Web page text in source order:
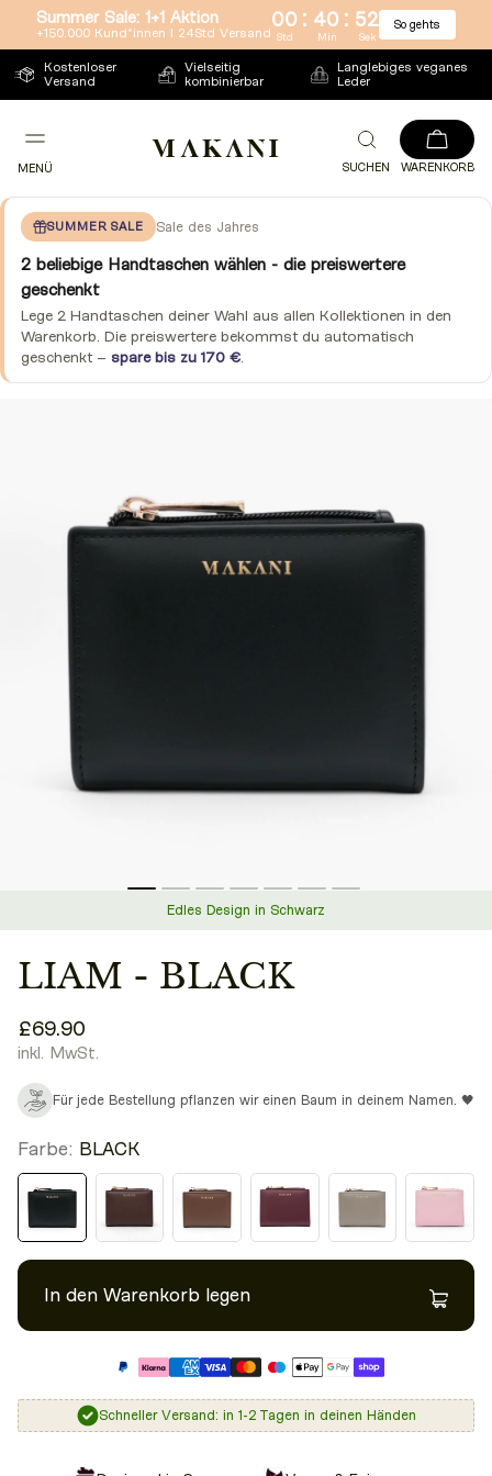
Direkt
zum
Inhalt
Summer Sale: 1+1 Aktion
+150.000 Kund*innen l 24Std Versand
00 : 40 : 51
Std Min Sek
So gehts
Kostenloser
Versand
Vielseitig
kombinierbar
Langlebiges veganes
Leder
MENÜ SUCHEN WARENKORB
SUMMER SALE Sale des Jahres
2 beliebige Handtaschen wählen - die preiswertere
geschenkt
Lege 2 Handtaschen deiner Wahl aus allen Kollektionen in den
Warenkorb. Die preiswertere bekommst du automatisch
geschenkt – spare bis zu 170 €
Edles Design in Schwarz
LIAM - BLACK
£69.90
inkl. MwSt.
Für jede Bestellung pflanzen wir einen Baum in deinem Namen. 🖤
Farbe: BLACK
In den Warenkorb legen
Schneller Versand: in 1-2 Tagen in deinen Händen